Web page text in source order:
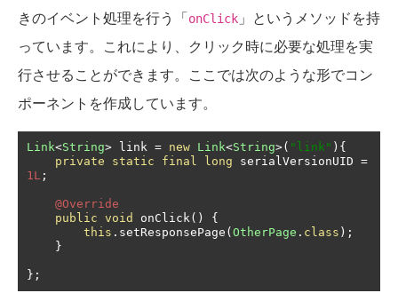
きのイベント処理を行う「onClick 」というメソッドを持
っています。これにより、クリック時に必要な処理を実
行させることができます。ここでは次のような形でコン
ポーネントを作成しています。
Link<String> link = new Link<String>( "link" ){
private
static final long serialVersionUID =
1L ;
@Override
public void onClick()
{
this . setResponsePage ( OtherPage . class );
}
};